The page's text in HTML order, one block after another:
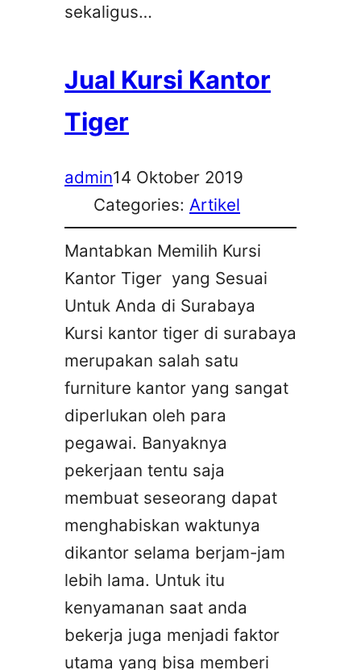
sekaligus…
Jual Kursi Kantor
Tiger
admin14 Oktober 2019
Categories: Artikel
Mantabkan Memilih Kursi
Kantor Tiger yang Sesuai
Untuk Anda di Surabaya
Kursi kantor tiger di surabaya
merupakan salah satu
furniture kantor yang sangat
diperlukan oleh para
pegawai. Banyaknya
pekerjaan tentu saja
membuat seseorang dapat
menghabiskan waktunya
dikantor selama berjam-jam
lebih lama. Untuk itu
kenyamanan saat anda
bekerja juga menjadi faktor
utama yang bisa memberi